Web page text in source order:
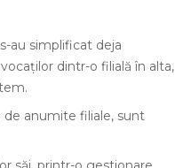
au simplificat deja
dintr-o filială în alta,
de anumite filiale, sunt